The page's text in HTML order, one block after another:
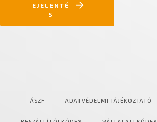
EJELENTÉ
S
ÁSZF ADATVÉDELMI TÁJÉKOZTATÓ